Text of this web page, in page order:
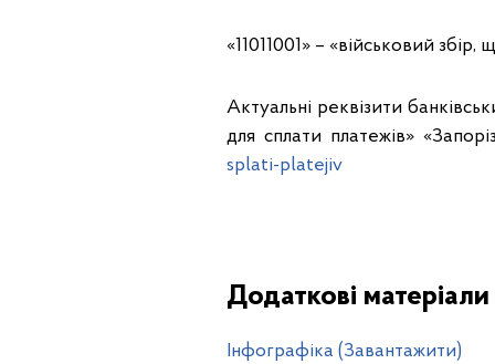
«11011001» – «військовий
Актуальні реквізити
для сплати платежів»
splati-platejiv
Додаткові матеріали
Інфографіка (Завантажити)